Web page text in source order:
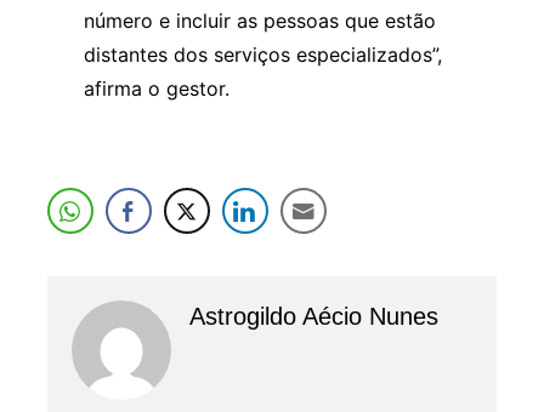
número e incluir as pessoas que estão
distantes dos serviços especializados”,
afirma o gestor.
Astrogildo Aécio Nunes